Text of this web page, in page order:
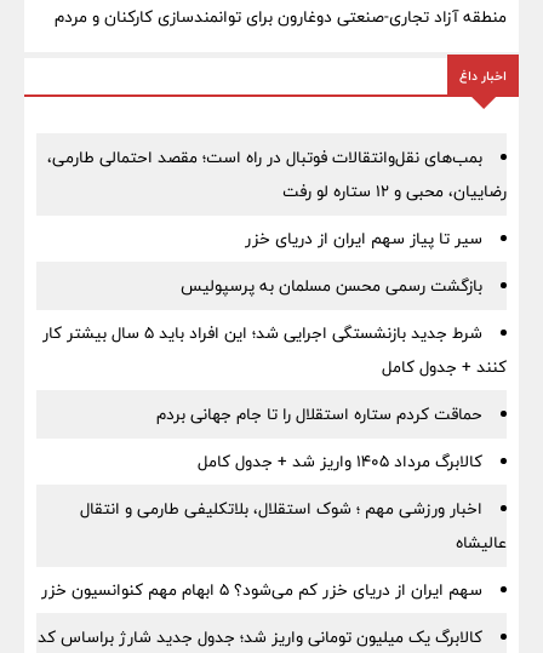
منطقه آزاد تجاری-صنعتی دوغارون برای توانمندسازی کارکنان و مردم
اخبار داغ
بمب‌های نقل‌وانتقالات فوتبال در راه است؛ مقصد احتمالی طارمی،
رضاییان، محبی و ۱۲ ستاره لو رفت
سیر تا پیاز سهم ایران از دریای خزر
بازگشت رسمی محسن مسلمان به پرسپولیس
شرط جدید بازنشستگی اجرایی شد؛ این افراد باید ۵ سال بیشتر کار
کنند + جدول کامل
حماقت کردم ستاره استقلال را تا جام جهانی بردم
کالابرگ مرداد ۱۴۰۵ واریز شد + جدول کامل
اخبار ورزشی مهم ؛ شوک استقلال، بلاتکلیفی طارمی و انتقال
عالیشاه
سهم ایران از دریای خزر کم می‌شود؟ ۵ ابهام مهم کنوانسیون خزر
کالابرگ یک میلیون تومانی واریز شد؛ جدول جدید شارژ براساس کد